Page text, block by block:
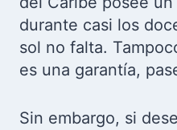
durante casi los
sol no falta.
es una garantía,
Sin embargo, si